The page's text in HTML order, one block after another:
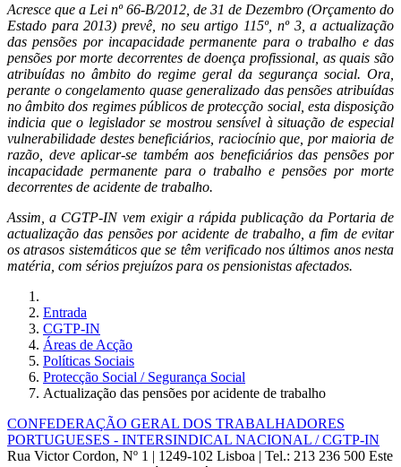
Acresce que a Lei nº 66-B/2012, de 31 de Dezembro (Orçamento do
Estado para 2013) prevê, no seu artigo 115º, nº 3, a actualização
das pensões por incapacidade permanente para o trabalho e das
pensões por morte decorrentes de doença profissional, as quais são
atribuídas no âmbito do regime geral da segurança social. Ora,
perante o congelamento quase generalizado das pensões atribuídas
no âmbito dos regimes públicos de protecção social, esta disposição
indicia que o legislador se mostrou sensível à situação de especial
vulnerabilidade destes beneficiários, raciocínio que, por maioria de
razão, deve aplicar-se também aos beneficiários das pensões por
incapacidade permanente para o trabalho e pensões por morte
decorrentes de acidente de trabalho.
Assim, a CGTP-IN vem exigir a rápida publicação da Portaria de
actualização das pensões por acidente de trabalho, a fim de evitar
os atrasos sistemáticos que se têm verificado nos últimos anos nesta
matéria, com sérios prejuízos para os pensionistas afectados.
Entrada
CGTP-IN
Áreas de Acção
Políticas Sociais
Protecção Social / Segurança Social
Actualização das pensões por acidente de trabalho
CONFEDERAÇÃO GERAL DOS TRABALHADORES
PORTUGUESES - INTERSINDICAL NACIONAL / CGTP-IN
Rua Victor Cordon, Nº 1 | 1249-102 Lisboa | Tel.: 213 236 500 Este